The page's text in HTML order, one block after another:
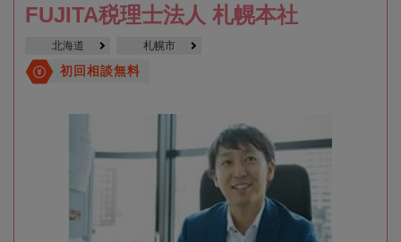
FUJITA税理士法人 札幌本社
北海道 札幌市
初回相談無料